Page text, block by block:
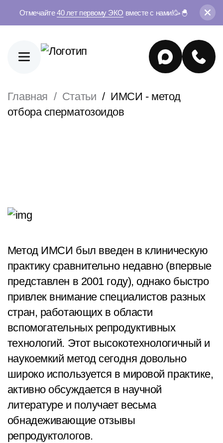
Отмечайте40 лет первому ЭКО вместе с нами!🥳🐣
Главная Статьи
ИМСИ - метод
отбора сперматозоидов
Метод ИМСИ был введен в клиническую
практику сравнительно недавно (впервые
представлен в 2001 году), однако быстро
привлек внимание специалистов разных
стран, работающих в области
вспомогательных репродуктивных
технологий. Этот высокотехнологичный и
наукоемкий метод сегодня довольно
широко используется в мировой практике,
активно обсуждается в научной
литературе и получает весьма
обнадеживающие отзывы
репродуктологов.